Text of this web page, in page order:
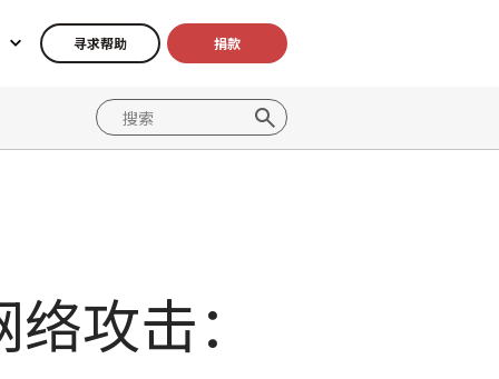
寻求帮助 捐款
攻击：